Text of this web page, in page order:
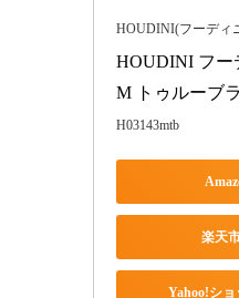
HOUDINI(フーディ
HOUDINI フー
M トゥルーブ
H03143mtb
楽天
Yahoo!シ